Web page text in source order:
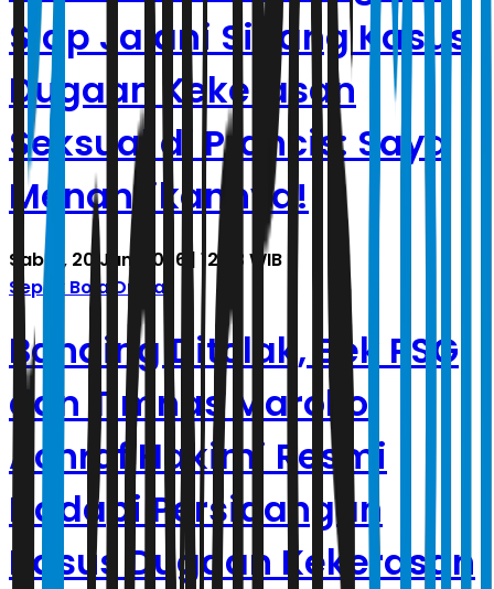
Siap Jalani Sidang Kasus
Dugaan Kekerasan
Seksual di Prancis: Saya
Menantikannya!
Sabtu, 20 Juni 2026 | 12.33 WIB
Sepak Bola Dunia
Banding Ditolak, Bek PSG
dan Timnas Maroko
Achraf Hakimi Resmi
Hadapi Persidangan
Kasus Dugaan Kekerasan